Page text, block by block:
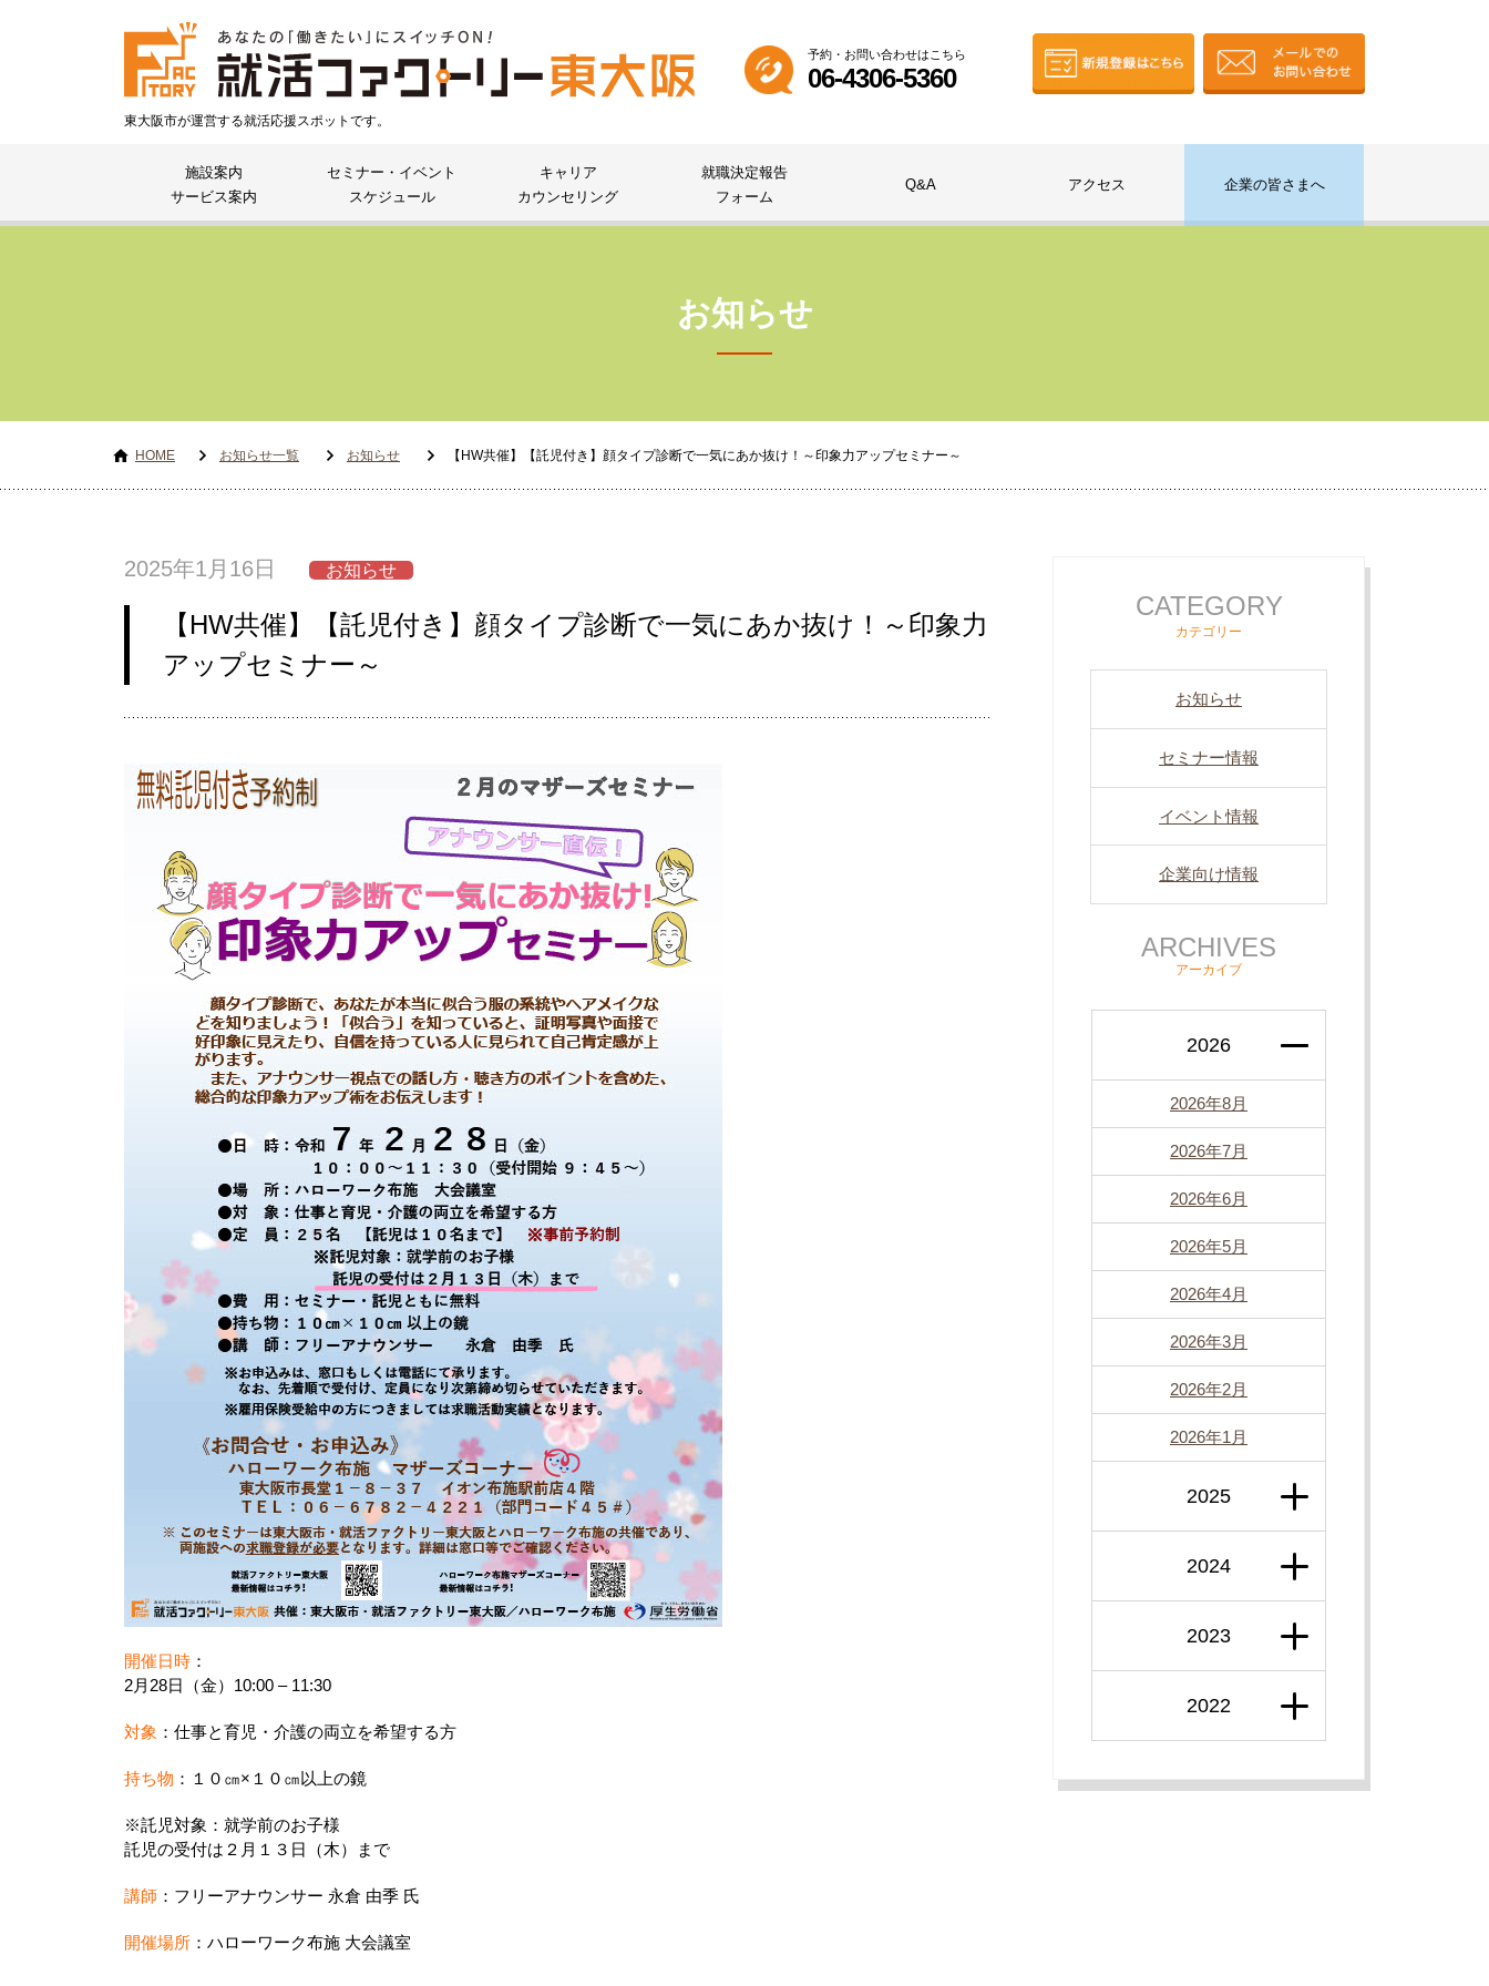
東大阪市が運営する就活応援スポットです。
予約・お問い合わせはこちら
06-4306-5360
施設案内
サービス案内
セミナー・イベント
スケジュール
キャリア
カウンセリング
就職決定報告
フォーム
Q&A アクセス 企業の皆さまへ
お知らせ
HOME お知らせ一覧 お知らせ 【HW共催】【託児付き】顔タイプ診断で一気にあか抜け！～印象力アップセミナー～
2025年1月16日 お知らせ
【HW共催】【託児付き】顔タイプ診断で一気にあか抜け！～印象力
アップセミナー～
開催日時 ：
2月28日（金）10:00 – 11:30
対象 ：仕事と育児・介護の両立を希望する方
持ち物 ：１０㎝×１０㎝以上の鏡
※託児対象：就学前のお子様
託児の受付は２月１３日（木）まで
講師 ：フリーアナウンサー 永倉 由季 氏
開催場所 ：ハローワーク布施 大会議室
CATEGORY
カテゴリー
お知らせ
セミナー情報
イベント情報
企業向け情報
ARCHIVES
アーカイブ
2026
2026年8月
2026年7月
2026年6月
2026年5月
2026年4月
2026年3月
2026年2月
2026年1月
2025
2024
2023
2022